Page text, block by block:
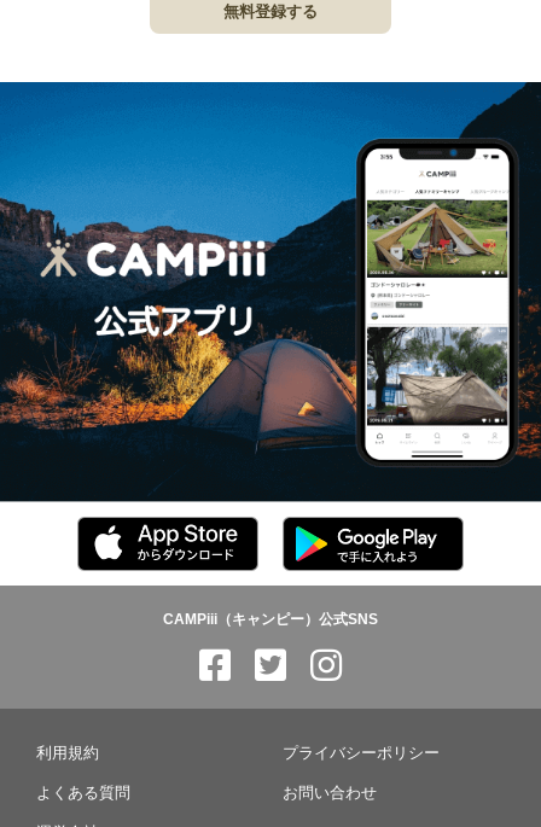
無料登録する
CAMPiii（キャンピー）公式SNS
利用規約 プライバシーポリシー
よくある質問 お問い合わせ